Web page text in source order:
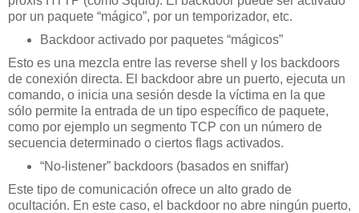
por un paquete “mágico”, por un temporizador, etc.
Backdoor activado por paquetes “mágicos”
Esto es una mezcla entre las reverse shell y los backdoors
de conexión directa. El backdoor abre un puerto, ejecuta un
comando, o inicia una sesión desde la víctima en la que
sólo permite la entrada de un tipo específico de paquete,
como por ejemplo un segmento TCP con un número de
secuencia determinado o ciertos flags activados.
“No-listener” backdoors (basados en sniffar)
Este tipo de comunicación ofrece un alto grado de
ocultación. En este caso, el backdoor no abre ningún puerto,